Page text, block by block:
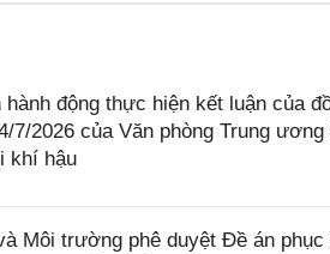
động thực hiện kết luận của
2026 của Văn phòng Trung
khí hậu
Môi trường phê duyệt Đề án